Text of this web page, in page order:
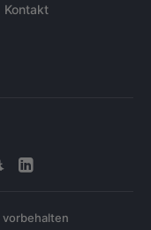
Kontakt
vorbehalten